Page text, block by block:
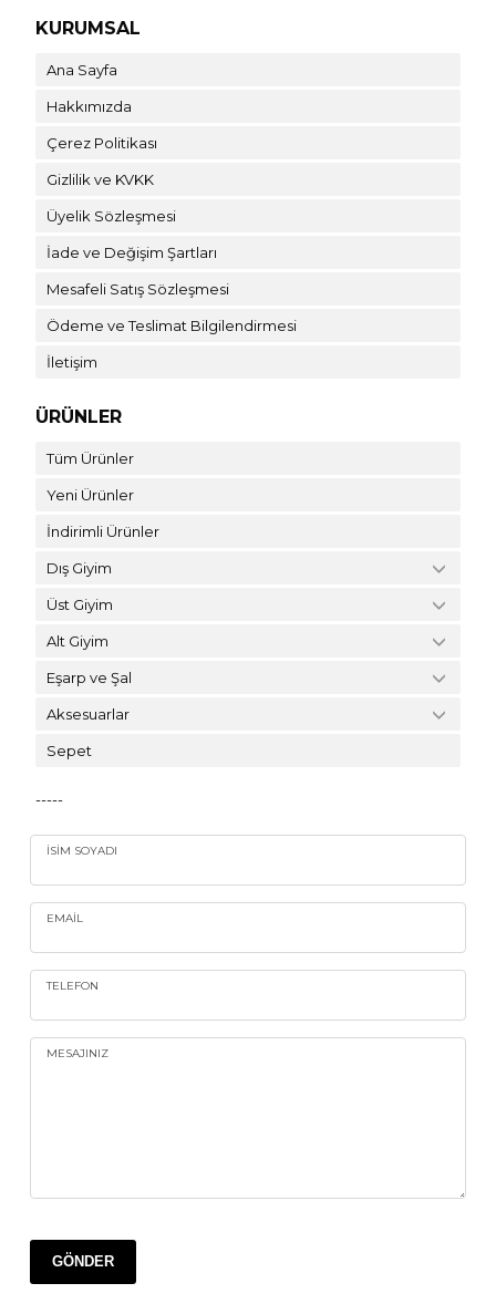
KURUMSAL
Ana Sayfa
Hakkımızda
Çerez Politikası
Gizlilik ve KVKK
Üyelik Sözleşmesi
İade ve Değişim Şartları
Mesafeli Satış Sözleşmesi
Ödeme ve Teslimat Bilgilendirmesi
İletişim
ÜRÜNLER
Tüm Ürünler
Yeni Ürünler
İndirimli Ürünler
Dış Giyim
Üst Giyim
Alt Giyim
Eşarp ve Şal
Aksesuarlar
Sepet
-----
İSIM SOYADI
EMAIL
TELEFON
MESAJINIZ
GÖNDER